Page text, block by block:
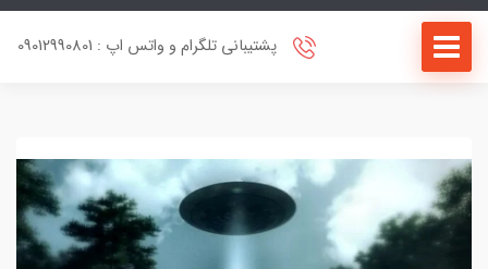
پشتیبانی تلگرام و واتس اپ : 09012990801